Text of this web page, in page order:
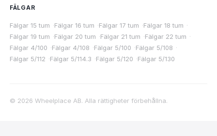
FÄLGAR
Fälgar 15 tum ·Fälgar 16 tum ·Fälgar 17 tum ·Fälgar 18 tum ·
Fälgar 19 tum ·Fälgar 20 tum ·Fälgar 21 tum ·Fälgar 22 tum ·
Fälgar 4/100 ·Fälgar 4/108 ·Fälgar 5/100 ·Fälgar 5/108 ·
Fälgar 5/112 ·Fälgar 5/114.3 ·Fälgar 5/120 ·Fälgar 5/130
© 2026 Wheelplace AB. Alla rättigheter förbehållna.